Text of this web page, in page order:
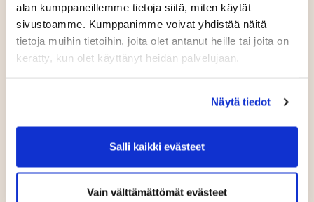
alan kumppaneillemme tietoja siitä, miten käytät
sivustoamme. Kumppanimme voivat yhdistää näitä
tietoja muihin tietoihin, joita olet antanut heille tai joita on
kerätty, kun olet käyttänyt heidän palvelujaan.
Näytä tiedot
Salli kaikki evästeet
Vain välttämättömät evästeet
Arkipelioikeus eläkeläiselle max 20
kierrosta